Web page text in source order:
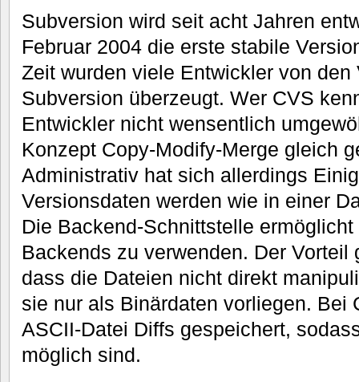
Subversion wird seit acht Jahren
Februar 2004 die erste stabile
Zeit wurden viele Entwickler von den
Subversion überzeugt. Wer CVS
Entwickler nicht wensentlich
Konzept Copy-Modify-Merge gleich
Administrativ hat sich allerdings
Versionsdaten werden wie in einer
Die Backend-Schnittstelle
Backends zu verwenden. Der Vorteil
dass die Dateien nicht direkt
sie nur als Binärdaten vorliegen. Bei
ASCII-Datei Diffs gespeichert,
möglich sind.